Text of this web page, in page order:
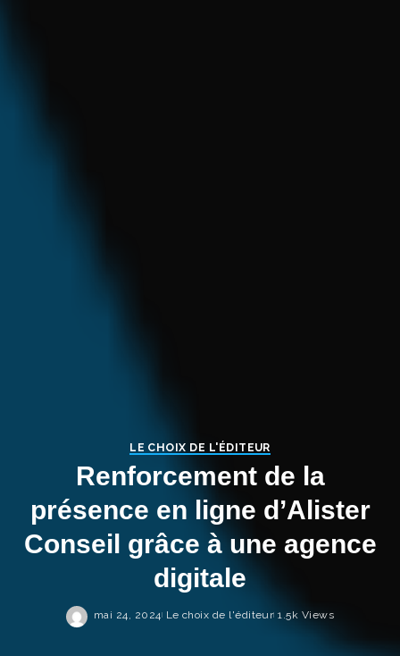
LE CHOIX DE L'ÉDITEUR
Renforcement de la
présence en ligne d’Alister
Conseil grâce à une agence
digitale
mai 24, 2024 Le choix de l'éditeur 1.5k Views